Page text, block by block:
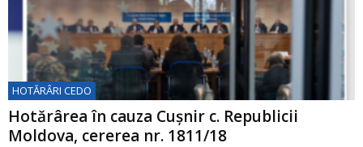
HOTĂRÂRI CEDO
Hotărârea în cauza Cuşnir c. Republicii
Moldova, cererea nr. 1811/18